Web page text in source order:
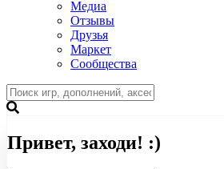
Медиа
Отзывы
Друзья
Маркет
Сообщества
Привет, заходи! :)